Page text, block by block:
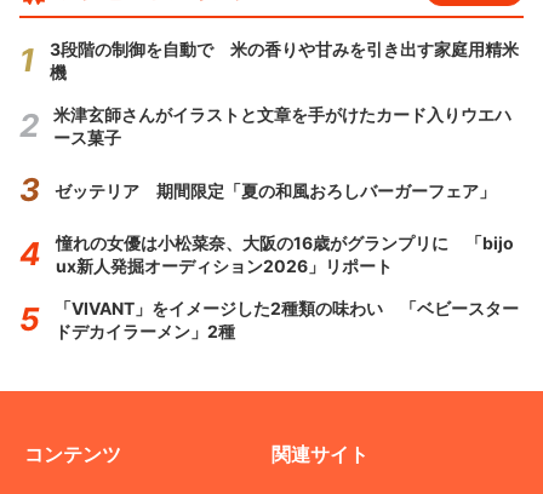
3段階の制御を自動で 米の香りや甘みを引き出す家庭用精米
機
米津玄師さんがイラストと文章を手がけたカード入りウエハ
ース菓子
ゼッテリア 期間限定「夏の和風おろしバーガーフェア」
憧れの女優は小松菜奈、大阪の16歳がグランプリに 「bijo
ux新人発掘オーディション2026」リポート
「VIVANT」をイメージした2種類の味わい 「ベビースター
ドデカイラーメン」2種
コンテンツ 関連サイト